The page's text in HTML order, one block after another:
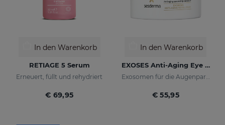
In den Warenkorb
RETIAGE 5 Serum
Erneuert, füllt und rehydriert
€ 69,95
In den Warenkorb
EXOSES Anti-Aging Eye And Lip Contour
€ 55,95